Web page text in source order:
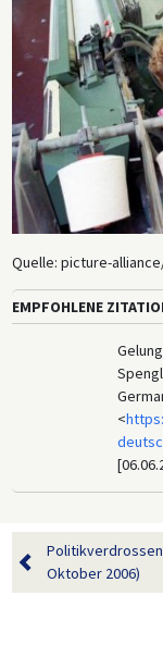
Quelle: picture-
EMPFOHLENE
<
Oktober 2006)